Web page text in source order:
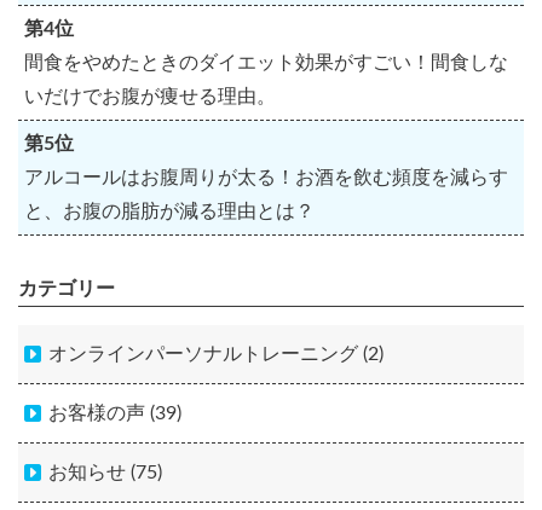
第4位
間食をやめたときのダイエット効果がすごい！間食しな
いだけでお腹が痩せる理由。
第5位
アルコールはお腹周りが太る！お酒を飲む頻度を減らす
と、お腹の脂肪が減る理由とは？
カテゴリー
オンラインパーソナルトレーニング (2)
お客様の声 (39)
お知らせ (75)